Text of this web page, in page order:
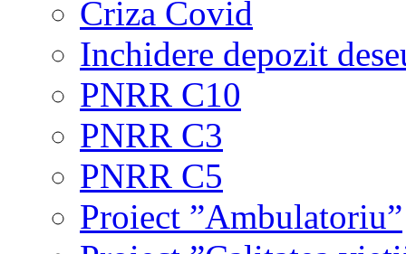
Criza Covid
Inchidere depozit
PNRR C10
PNRR C3
PNRR C5
Proiect ”Ambulatoriu”